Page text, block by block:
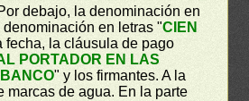
debajo, la denominación en
denominación en letras "CIEN
fecha, la cláusula de pago
PORTADOR EN LAS
" y los firmantes. A la
marcas de agua. En la parte